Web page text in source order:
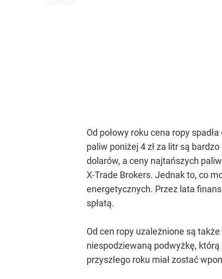
Od połowy roku cena ropy
paliw poniżej 4 zł za litr są
dolarów, a ceny najtańszych
X-Trade Brokers. Jednak to, co
energetycznych. Przez lata
spłatą.
Od cen ropy uzależnione są
niespodziewaną podwyżkę,
przyszłego roku miał zostać